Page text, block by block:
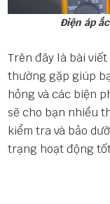
Điện áp
Trên đây là bài
thường gặp giúp
hỏng và các biện
sẽ cho bạn nhiều
kiểm tra và bảo
trạng hoạt động